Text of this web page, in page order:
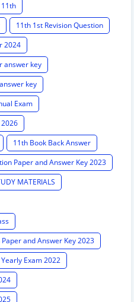
11th
11th 1st Revision Question
2024
answer key
key
Exam
11th Book Back Answer
Paper and Answer Key 2023
MATERIALS
and Answer Key 2023
Exam 2022